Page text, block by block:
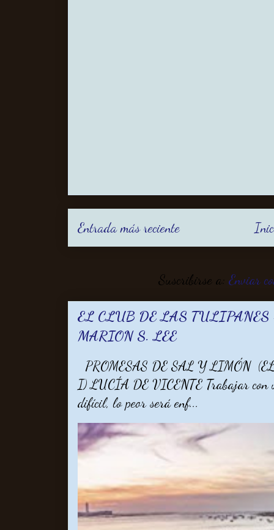
Entrada más reciente
Suscribirse a:Enviar
EL CLUB DE LAS
MARION S. LEE
PROMESAS DE SAL Y LIMÓN
I) LUCÍA DE VICENTE Trabajar con
difícil, lo peor será enf...